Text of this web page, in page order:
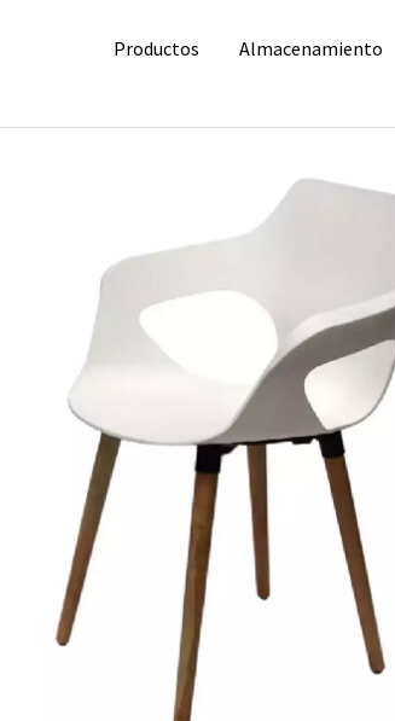
Productos Almacenamiento